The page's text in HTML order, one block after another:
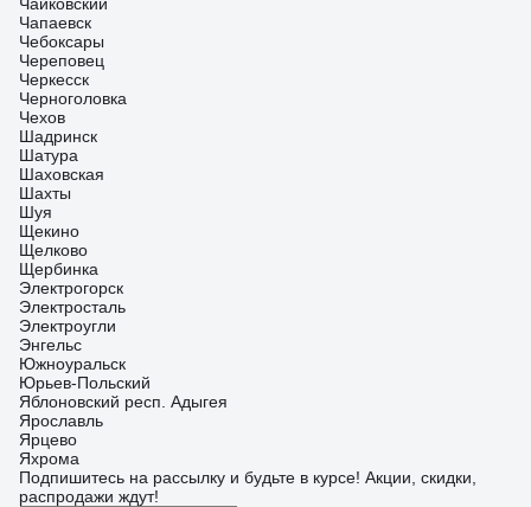
Чапаевск
Чебоксары
Череповец
Черкесск
Черноголовка
Чехов
Шадринск
Шатура
Шаховская
Шахты
Шуя
Щекино
Щелково
Щербинка
Электрогорск
Электросталь
Электроугли
Энгельс
Южноуральск
Юрьев-Польский
Яблоновский респ. Адыгея
Ярославль
Ярцево
Яхрома
Подпишитесь на рассылку и будьте в курсе! Акции, скидки,
распродажи ждут!